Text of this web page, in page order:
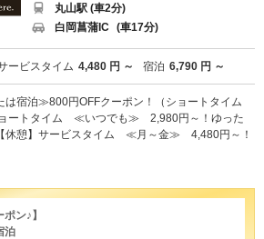
丸山駅 (車2分)
白岡菖蒲IC (車17分)
ービスタイム 4,480 円 ～ 宿泊 6,790 円 ～
宿泊≫800円OFFクーポン！（ショートタイム
ョートタイム ≪いつでも≫ 2,980円～！ゆった
休憩】サービスタイム ≪月～金≫ 4,480円～！
ン♪】
泊